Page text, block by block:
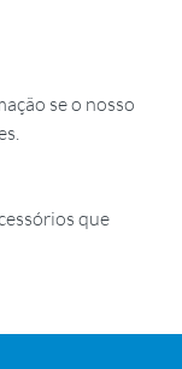
se o nosso
que